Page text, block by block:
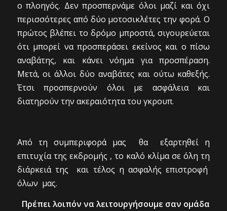
ο πλοηγός. Δεν προσπερνάμε όλοι μαζί και όχι
περισσότερες από δύο μοτοσικλέτες την φορά. Ο
πρώτος βλέπει το δρόμο μπροστά, σιγουρεύεται
ότι μπορεί να προσπεράσει εκείνος και ο πίσω
αναβάτης, και κάνει νόημα για προσπέραση.
Μετά, οι άλλοι δύο αναβάτες και ούτω καθεξής.
Έτσι προσπερνούν όλοι με ασφάλεια και
διατηρούν την ακεραιότητα του γκρουπ.
Από τη συμπεριφορά μας θα εξαρτηθεί η
επιτυχία της εκδρομής , το καλό κλίμα σε όλη τη
διάρκειά της και τέλος η ασφαλής επιστροφή
όλων μας.
Πρέπει λοιπόν να λειτουργήσουμε σαν ομάδα